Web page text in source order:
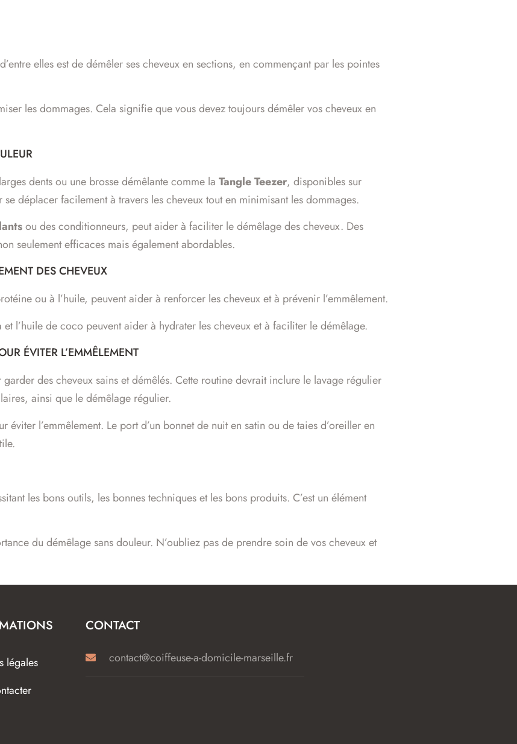
elles est de démêler ses cheveux en sections, en commençant par les pointes
les dommages. Cela signifie que vous devez toujours démêler vos cheveux en
dents ou une brosse démêlante comme la Tangle Teezer, disponibles sur
déplacer facilement à travers les cheveux tout en minimisant les dommages.
ou des conditionneurs, peut aider à faciliter le démêlage des cheveux. Des
seulement efficaces mais également abordables.
DES CHEVEUX
ou à l’huile, peuvent aider à renforcer les cheveux et à prévenir l’emmêlement.
l’huile de coco peuvent aider à hydrater les cheveux et à faciliter le démêlage.
ÉVITER L’EMMÊLEMENT
des cheveux sains et démêlés. Cette routine devrait inclure le lavage régulier
ainsi que le démêlage régulier.
l’emmêlement. Le port d’un bonnet de nuit en satin ou de taies d’oreiller en
les bons outils, les bonnes techniques et les bons produits. C’est un élément
du démêlage sans douleur. N’oubliez pas de prendre soin de vos cheveux et
légales
CONTACT
contact@coiffeuse-a-domicile-marseille.fr